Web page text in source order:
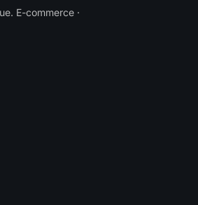
. E-commerce ·